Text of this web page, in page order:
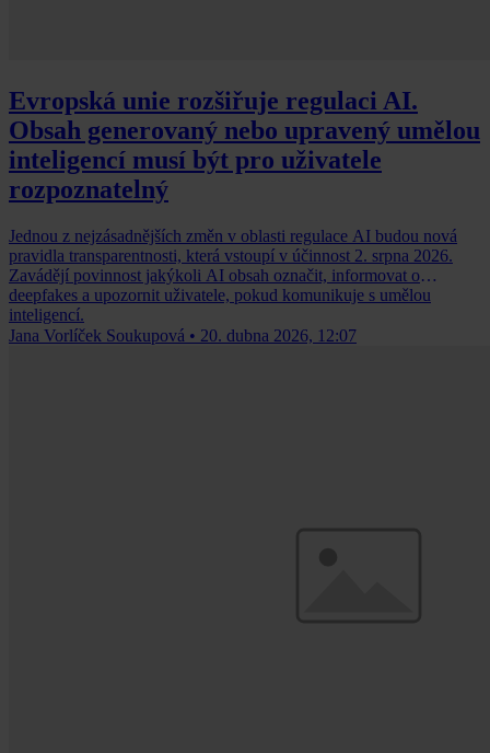
Evropská unie rozšiřuje regulaci AI.
Obsah generovaný nebo upravený umělou
inteligencí musí být pro uživatele
rozpoznatelný
Jednou z nejzásadnějších změn v oblasti regulace AI budou nová
pravidla transparentnosti, která vstoupí v účinnost 2. srpna 2026.
Zavádějí povinnost jakýkoli AI obsah označit, informovat o
deepfakes a upozornit uživatele, pokud komunikuje s umělou
inteligencí.
Jana Vorlíček Soukupová • 20. dubna 2026, 12:07